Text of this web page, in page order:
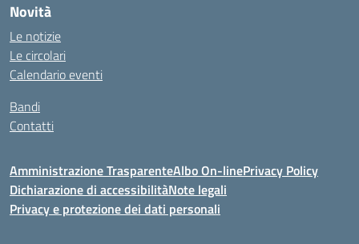
Novità
Le notizie
Le circolari
Calendario eventi
Bandi
Contatti
Amministrazione TrasparenteAlbo On-linePrivacy Policy
Dichiarazione di accessibilitàNote legali
Privacy e protezione dei dati personali